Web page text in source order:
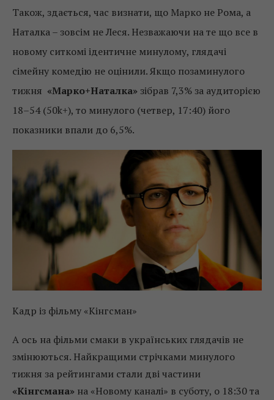
Також, здається, час визнати, що Марко не Рома, а
Наталка – зовсім не Леся. Незважаючи на те що все в
новому ситкомі ідентичне минулому, глядачі
сімейну комедію не оцінили. Якщо позаминулого
тижня «Марко+Наталка» зібрав 7,3% за аудиторією
18–54 (50k+), то минулого (четвер, 17:40) його
показники впали до 6,5%.
Кадр із фільму «Кінгсман»
А ось на фільми смаки в українських глядачів не
змінюються. Найкращими стрічками минулого
тижня за рейтингами стали дві частини
«Кінгсмана» на «Новому каналі» в суботу, о 18:30 та